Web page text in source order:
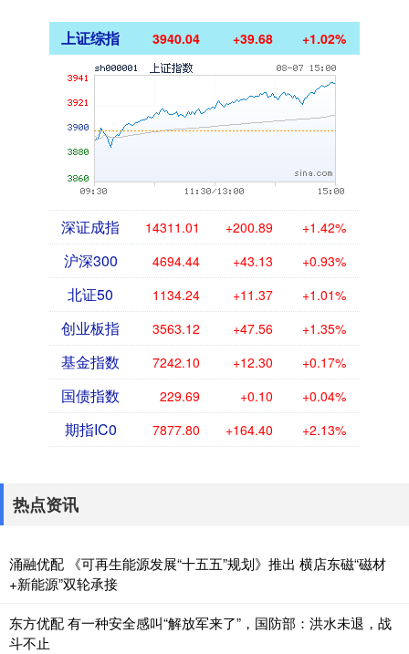
上证综指 3940.04 +39.68 +1.02%
深证成指 14311.01 +200.89 +1.42%
沪深300 4694.44 +43.13 +0.93%
北证50 1134.24 +11.37 +1.01%
创业板指 3563.12 +47.56 +1.35%
基金指数 7242.10 +12.30 +0.17%
国债指数 229.69 +0.10 +0.04%
期指IC0 7877.80 +164.40 +2.13%
热点资讯
涌融优配 《可再生能源发展“十五五”规划》推出 横店东磁“磁材
+新能源”双轮承接
东方优配 有一种安全感叫“解放军来了”，国防部：洪水未退，战
斗不止